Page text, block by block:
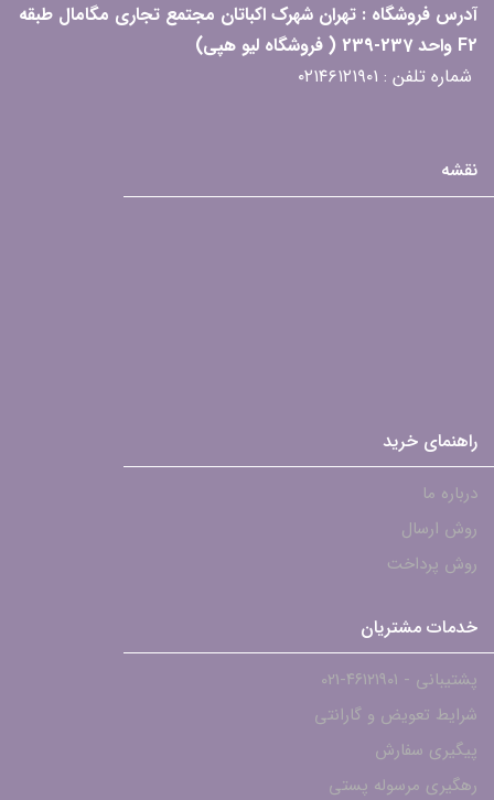
آدرس فروشگاه : تهران شهرک اکباتان مجتمع تجاری مگامال طبقه
F2 واحد 237-239 ( فروشگاه لیو هپی)
شماره تلفن : ۰۲۱۴۶۱۲۱۹۰۱
نقشه
راهنمای خرید
درباره ما
روش ارسال
روش پرداخت
خدمات مشتریان
پشتیبانی - ۴۶۱۲۱۹۰۱-021
شرایط تعویض و گارانتی
پیگیری سفارش
رهگیری مرسوله پستی